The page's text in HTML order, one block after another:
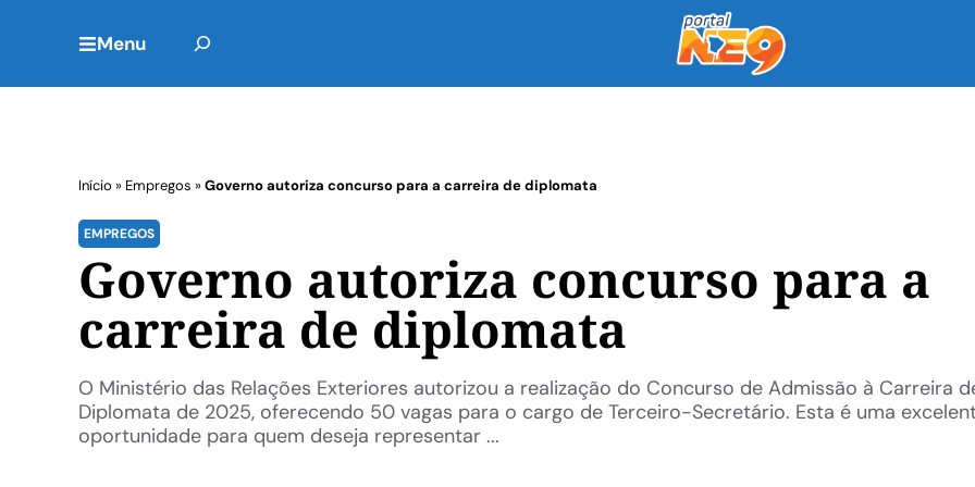
Menu
Início » Empregos »Governo autoriza concurso para a carreira de diplomata
EMPREGOS
Governo autoriza concurso para a
carreira de diplomata
​O Ministério das Relações Exteriores autorizou a realização do Concurso de Admissão à Carreira
Diplomata de 2025, oferecendo 50 vagas para o cargo de Terceiro-Secretário. Esta é uma
oportunidade para quem deseja representar ...